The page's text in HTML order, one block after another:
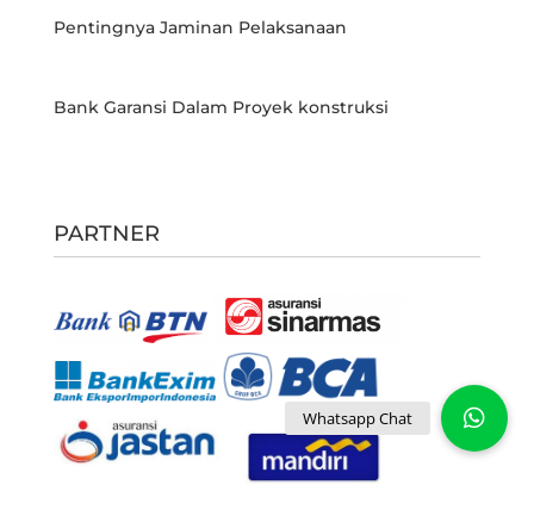
Pentingnya Jaminan Pelaksanaan
Bank Garansi Dalam Proyek konstruksi
PARTNER